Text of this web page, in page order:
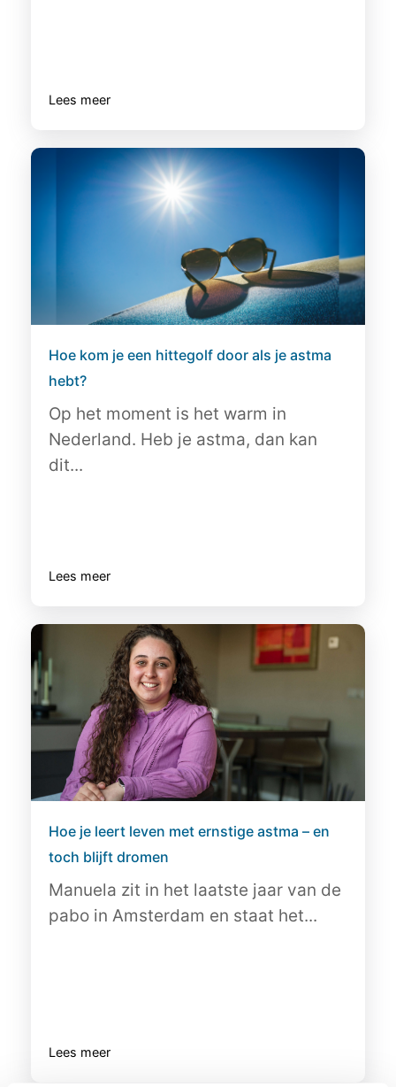
Lees meer
Hoe kom je een hittegolf door als je astma
hebt?
Op het moment is het warm in
Nederland. Heb je astma, dan kan
dit...
Lees meer
Hoe je leert leven met ernstige astma – en
toch blijft dromen
Manuela zit in het laatste jaar van de
pabo in Amsterdam en staat het...
Lees meer